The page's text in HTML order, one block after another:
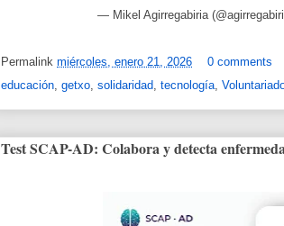
— Mikel Agirregabiria
Permalink miércoles, enero 21, 2026 0 comments
educación getxo solidaridad tecnología
Test SCAP-AD: Colabora y detecta